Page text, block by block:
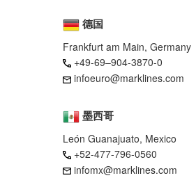
墨西哥
León Guanajuato, Mexico
+52-477-796-0560
infomx@marklines.com
德国
Frankfurt am Main, Germany
+49-69–904-3870-0
infoeuro@marklines.com